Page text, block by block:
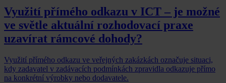
Využití přímého odkazu v ICT – je možné
ve světle aktuální rozhodovací praxe
uzavírat rámcové dohody?
Využití přímého odkazu ve veřejných zakázkách označuje situaci,
kdy zadavatel v zadávacích podmínkách zpravidla odkazuje přímo
na konkrétní výrobky nebo dodavatele.